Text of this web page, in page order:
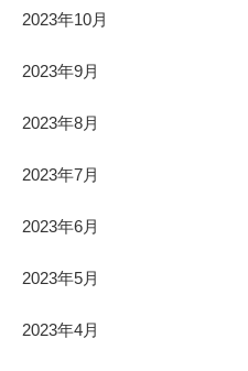
2023年10月
2023年9月
2023年8月
2023年7月
2023年6月
2023年5月
2023年4月